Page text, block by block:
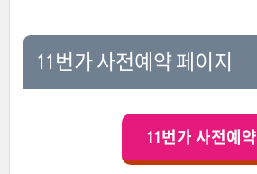
11번가 사전예약 페이지
11번가 사전예약